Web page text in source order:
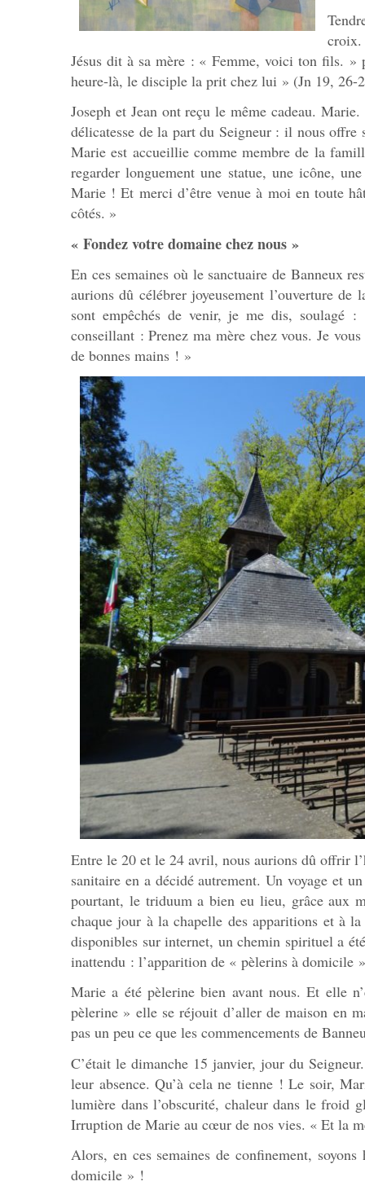
croix.
Jésus dit à sa mère : « Femme, voici ton fils.
heure-là, le disciple la prit chez lui » (Jn 19, 26-
Joseph et Jean ont reçu le même cadeau.
délicatesse de la part du Seigneur : il nous
Marie est accueillie comme membre de la
regarder longuement une statue, une icône,
Marie ! Et merci d’être venue à moi en toute
côtés. »
« Fondez votre domaine chez nous »
En ces semaines où le sanctuaire de Banneux
aurions dû célébrer joyeusement l’ouverture
sont empêchés de venir, je me dis, soulagé
conseillant : Prenez ma mère chez vous. Je
de bonnes mains ! »
Entre le 20 et le 24 avril, nous aurions dû offrir
sanitaire en a décidé autrement. Un voyage et
pourtant, le triduum a bien eu lieu, grâce aux
chaque jour à la chapelle des apparitions et à
disponibles sur internet, un chemin spirituel a
inattendu : l’apparition de « pèlerins à domicile
Marie a été pèlerine bien avant nous. Et elle
pèlerine » elle se réjouit d’aller de maison en
pas un peu ce que les commencements de
C’était le dimanche 15 janvier, jour du
leur absence. Qu’à cela ne tienne ! Le soir,
lumière dans l’obscurité, chaleur dans le froid
Irruption de Marie au cœur de nos vies. « Et la
Alors, en ces semaines de confinement,
domicile » !